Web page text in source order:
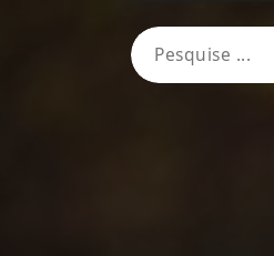
Pesquisa
por: